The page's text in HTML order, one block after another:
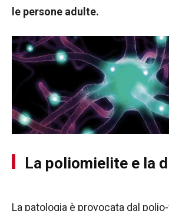
le persone adulte.
La poliomielite e la
La patologia è provocata dal